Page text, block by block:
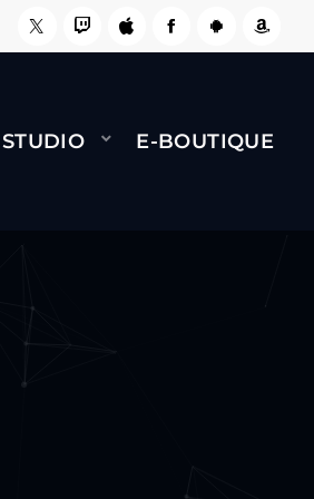
COOL CE SITE ! ????
STUDIO E-BOUTIQUE